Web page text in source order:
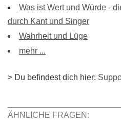
Was ist Wert und Würde -
durch Kant und Singer
Wahrheit und Lüge
mehr ...
> Du befindest dich hier:
ÄHNLICHE FRAGEN: